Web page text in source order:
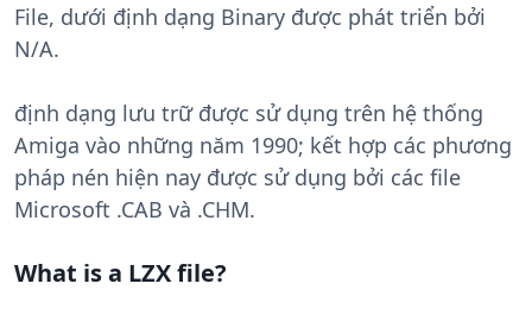
File, dưới định dạng Binary được phát triển bởi
N/A.
định dạng lưu trữ được sử dụng trên hệ thống
Amiga vào những năm 1990; kết hợp các phương
pháp nén hiện nay được sử dụng bởi các file
Microsoft .CAB và .CHM.
What is a LZX file?